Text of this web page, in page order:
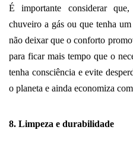
É importante considerar
chuveiro a gás ou que tenha
não deixar que o conforto
para ficar mais tempo que o
tenha consciência e evite
o planeta e ainda economiza
8. Limpeza e durabilidade